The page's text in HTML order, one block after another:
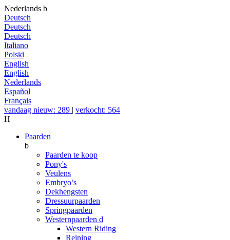
Nederlands b
Deutsch
Deutsch
Deutsch
Italiano
Polski
English
English
Nederlands
Español
Français
vandaag nieuw: 289 | verkocht: 564
H
Paarden
b
Paarden te koop
Pony's
Veulens
Embryo’s
Dekhengsten
Dressuurpaarden
Springpaarden
Westernpaarden d
Western Riding
Reining